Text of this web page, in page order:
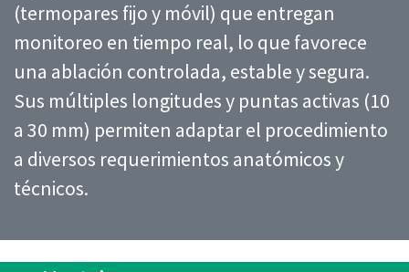
(termopares fijo y móvil) que entregan
monitoreo en tiempo real, lo que favorece
una ablación controlada, estable y segura.
Sus múltiples longitudes y puntas activas (10
a 30 mm) permiten adaptar el procedimiento
a diversos requerimientos anatómicos y
técnicos.​